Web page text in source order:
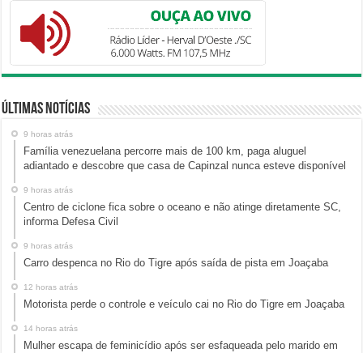
Últimas Notícias
9 horas atrás
Família venezuelana percorre mais de 100 km, paga aluguel
adiantado e descobre que casa de Capinzal nunca esteve disponível
9 horas atrás
Centro de ciclone fica sobre o oceano e não atinge diretamente SC,
informa Defesa Civil
9 horas atrás
Carro despenca no Rio do Tigre após saída de pista em Joaçaba
12 horas atrás
Motorista perde o controle e veículo cai no Rio do Tigre em Joaçaba
14 horas atrás
Mulher escapa de feminicídio após ser esfaqueada pelo marido em